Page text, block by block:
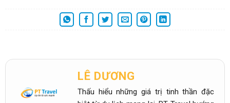
LÊ DƯƠNG
Thấu hiểu những giá trị tinh thần đặc